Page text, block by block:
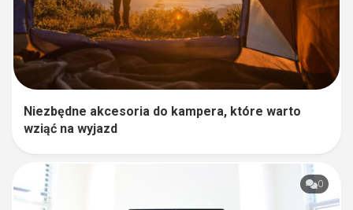
Niezbędne akcesoria do kampera, które warto
wziąć na wyjazd
0